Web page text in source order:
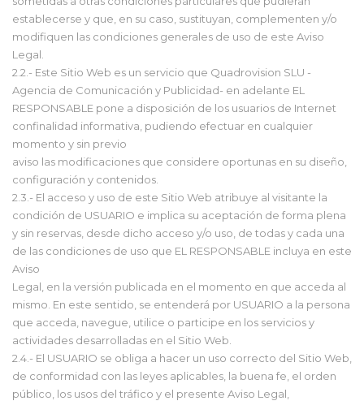
establecerse y que, en su caso, sustituyan, complementen y/o
modifiquen las condiciones generales de uso de este Aviso
Legal.
2.2.- Este Sitio Web es un servicio que Quadrovision SLU -
Agencia de Comunicación y Publicidad- en adelante EL
RESPONSABLE pone a disposición de los usuarios de Internet
confinalidad informativa, pudiendo efectuar en cualquier
momento y sin previo
aviso las modificaciones que considere oportunas en su diseño,
configuración y contenidos.
2.3.- El acceso y uso de este Sitio Web atribuye al visitante la
condición de USUARIO e implica su aceptación de forma plena
y sin reservas, desde dicho acceso y/o uso, de todas y cada una
de las condiciones de uso que EL RESPONSABLE incluya en este
Aviso
Legal, en la versión publicada en el momento en que acceda al
mismo. En este sentido, se entenderá por USUARIO a la persona
que acceda, navegue, utilice o participe en los servicios y
actividades desarrolladas en el Sitio Web.
2.4.- El USUARIO se obliga a hacer un uso correcto del Sitio Web,
de conformidad con las leyes aplicables, la buena fe, el orden
público, los usos del tráfico y el presente Aviso Legal,